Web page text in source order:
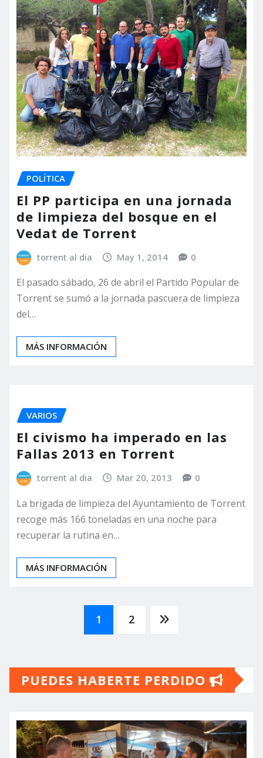
POLÍTICA
El PP participa en una jornada
de limpieza del bosque en el
Vedat de Torrent
torrent al dia May 1, 2014 0
El pasado sábado, 26 de abril el Partido Popular de
Torrent se sumó a la jornada pascuera de limpieza
del…
MÁS INFORMACIÓN
VARIOS
El civismo ha imperado en las
Fallas 2013 en Torrent
torrent al dia Mar 20, 2013 0
La brigada de limpieza del Ayuntamiento de Torrent
recoge más 166 toneladas en una noche para
recuperar la rutina en…
MÁS INFORMACIÓN
Paginación
entradas
1 2
PUEDES HABERTE PERDIDO